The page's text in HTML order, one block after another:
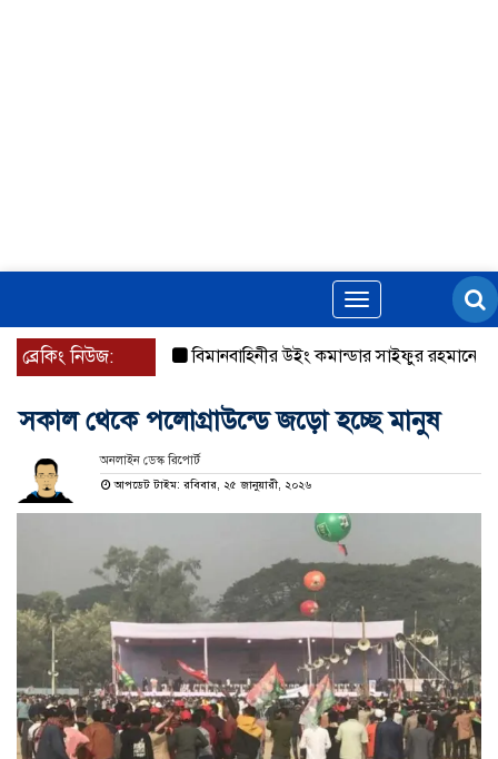
Toggle
navigation
ব্রেকিং নিউজ: বিমানবাহিনীর উইং কমান্ডার সাইফুর রহমানের বিরুদ্ধে
সকাল থেকে পলোগ্রাউন্ডে জড়ো হচ্ছে মানুষ
অনলাইন ডেস্ক রিপোর্ট
আপডেট টাইম: রবিবার, ২৫ জানুয়ারী, ২০২৬